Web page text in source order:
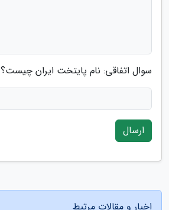
سوال اتفاقی: نام پایتخت ایران چیست؟
ارسال
اخبار و مقالات مرتبط